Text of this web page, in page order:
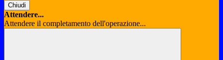
Chiudi
Attendere...
Attendere il completamento dell'operazione...